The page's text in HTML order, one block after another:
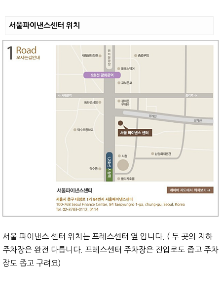
서울파이낸스센터 위치
서울 파이낸스 센터 위치는 프레스센터 옆 입니다. ( 두 곳의 지하
주차장은 완전 다릅니다. 프레스센터 주차장은 진입로도 좁고 주차
장도 좁고 구려요)